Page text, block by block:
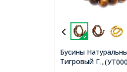
Бусины
Тигровый Глаз, на